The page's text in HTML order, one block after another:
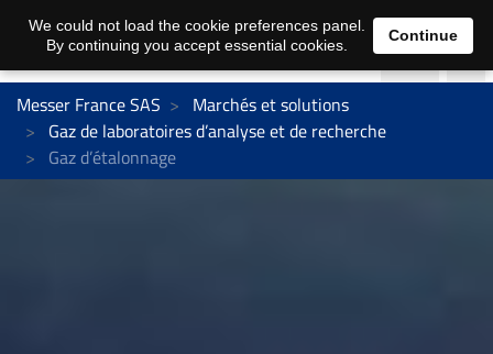
Messer France SAS
Marchés et solutions
Gaz de laboratoires d’analyse et de recherche
Gaz d’étalonnage
We could not load the cookie preferences panel.
By continuing you accept essential cookies.
Continue